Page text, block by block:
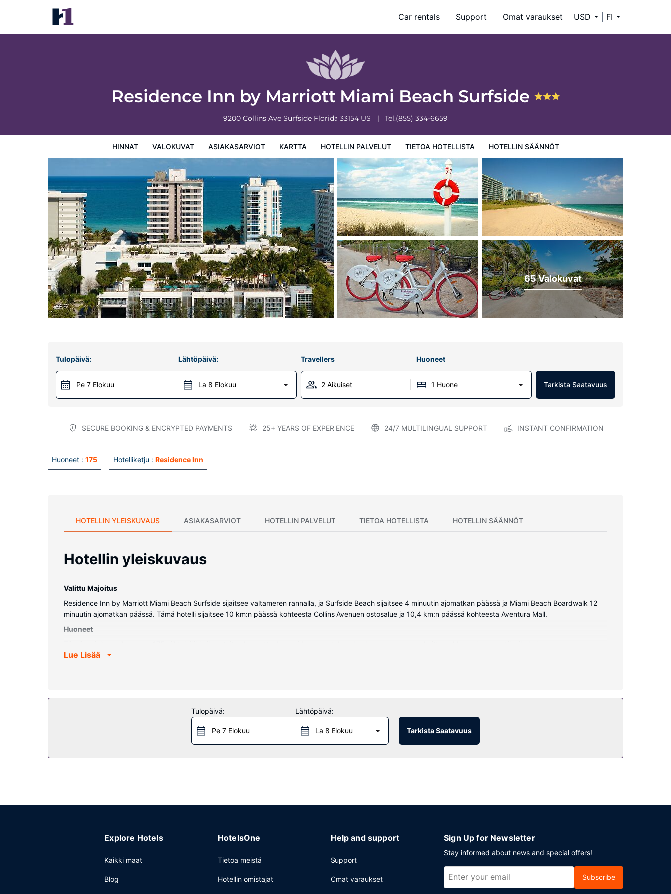
Car rentals Support Omat varaukset USD FI
Residence Inn by Marriott Miami Beach Surfside
9200 Collins Ave Surfside Florida 33154 US Tel.(855) 334-6659
HINNAT VALOKUVAT ASIAKASARVIOT KARTTA HOTELLIN PALVELUT TIETOA HOTELLISTA HOTELLIN SÄÄNNÖT
Residence Inn by Marriott Miami Beach Surfside
Hinnat
65 Valokuvat
Tulopäivä:
Pe 7 Elokuu
Lähtöpäivä:
La 8 Elokuu
Travellers Huoneet
2 Aikuiset 1 Huone Tarkista Saatavuus
SECURE BOOKING & ENCRYPTED PAYMENTS 25+ YEARS OF EXPERIENCE 24/7 MULTILINGUAL SUPPORT INSTANT CONFIRMATION
Huoneet : 175 Hotelliketju : Residence Inn
HOTELLIN YLEISKUVAUS ASIAKASARVIOT HOTELLIN PALVELUT TIETOA HOTELLISTA HOTELLIN SÄÄNNÖT
Hotellin yleiskuvaus
Valittu Majoitus
Residence Inn by Marriott Miami Beach Surfside sijaitsee valtameren rannalla, ja Surfside Beach sijaitsee 4 minuutin ajomatkan päässä ja Miami Beach Boardwalk 12
minuutin ajomatkan päässä. Tämä hotelli sijaitsee 10 km:n päässä kohteesta Collins Avenuen ostosalue ja 10,4 km:n päässä kohteesta Aventura Mall.
Huoneet
jääkaappipakastin ja mikroaaltouuni. Mukavuuksiin kuuluu 50-tuumainen älytelevisio ja kaapelikanavat. Käytössäsi on myös ilmainen langaton internetyhteys.
tyylisen hotellin palveluihin kuuluu myös ilmainen langaton internetyhteys, lahjatavaraliikkeitä/lehtikioskeja ja hääpalvelut.
Surfside 6 palvelee majoituspaikan asiakkaita tai voit hyödyntää majoituspaikan välipalabaarin/delin. Käytössäsi on allasbaari sekä 2 baaria.
Lue Lisää
Tulopäivä:
Pe 7 Elokuu
Lähtöpäivä:
La 8 Elokuu Tarkista Saatavuus
Explore Hotels
Kaikki maat
Blog
HotelsOne
Tietoa meistä
Hotellin omistajat
Help and support
Support
Omat varaukset
Sign Up for Newsletter
Stay informed about news and special offers!
Subscribe